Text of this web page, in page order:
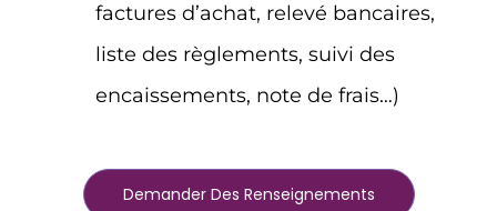
factures d’achat, relevé bancaires,
liste des règlements, suivi des
encaissements, note de frais…)
Demander Des Renseignements